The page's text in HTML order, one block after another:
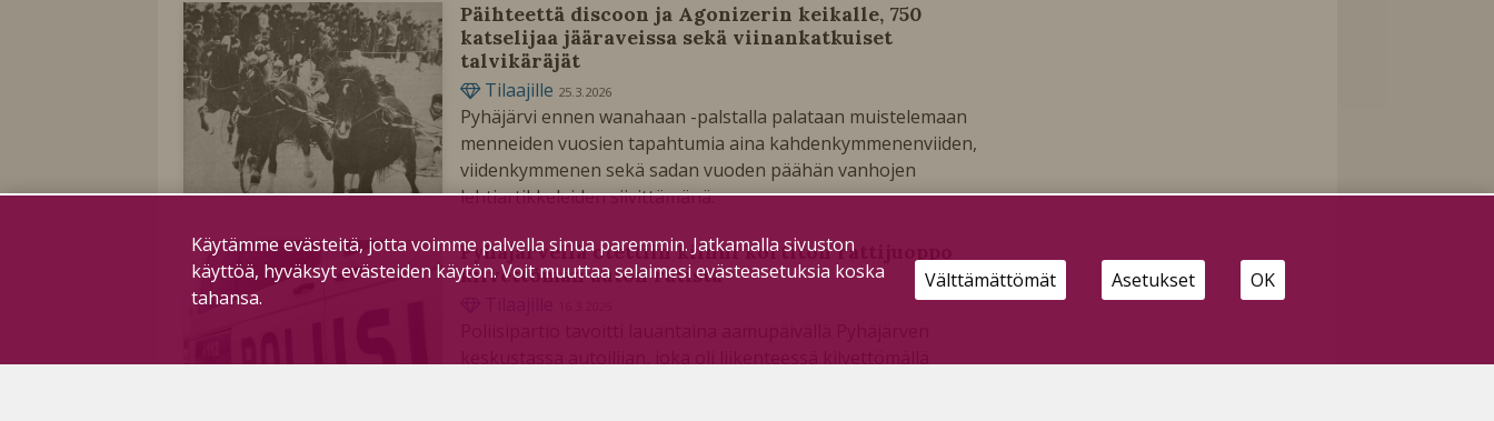
Päihteettä discoon ja Agonizerin keikalle, 750
katselijaa jääraveissa sekä viinankatkuiset
talvikäräjät
Tilaajille 25.3.2026
Pyhäjärvi ennen wanahaan -palstalla palataan muistelemaan
menneiden vuosien tapahtumia aina kahdenkymmenenviiden,
viidenkymmenen sekä sadan vuoden päähän vanhojen
lehtiartikkeleiden siivittämänä.
Pyhäjärvellä otettiin kiinni kortiton rattijuoppo
kilvettömän auton ratista
Käytämme evästeitä, jotta voimme palvella sinua paremmin. Jatkamalla sivuston
käyttöä, hyväksyt evästeiden käytön. Voit muuttaa selaimesi evästeasetuksia koska
tahansa.
Välttämättömät Asetukset OK